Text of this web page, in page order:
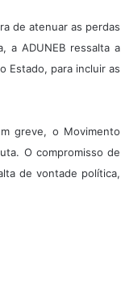
de atenuar as perdas
a ADUNEB ressalta a
Estado, para incluir as
greve, o Movimento
O compromisso de
de vontade política,